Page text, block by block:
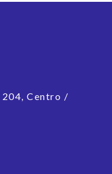
Centro /